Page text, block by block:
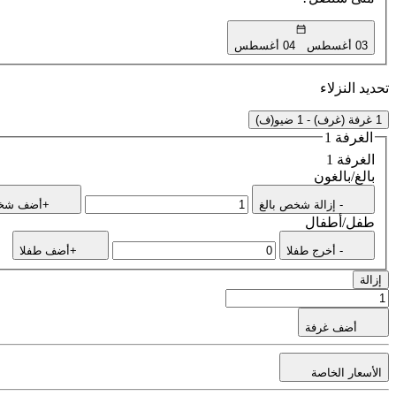
03 أغسطس 04 أغسطس
تحديد النزلاء
1 غرفة (غرف) - 1 ضيو(ف)
الغرفة 1
الغرفة 1
بالغ/بالغون
- إزالة شخص بالغ +أضف
طفل/أطفال
- أخرج طفلا +أضف طفلا
إزالة
أضف غرفة
الأسعار الخاصة